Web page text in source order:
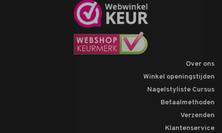
Over ons
Winkel openingstijden
Nagelstyliste Cursus
Betaalmethoden
Verzenden
Klantenservice